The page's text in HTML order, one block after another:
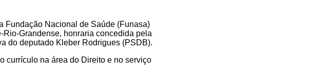
Fundação Nacional de Saúde (Funasa)
Grandense, honraria concedida pela
do deputado Kleber Rodrigues (PSDB).
currículo na área do Direito e no serviço